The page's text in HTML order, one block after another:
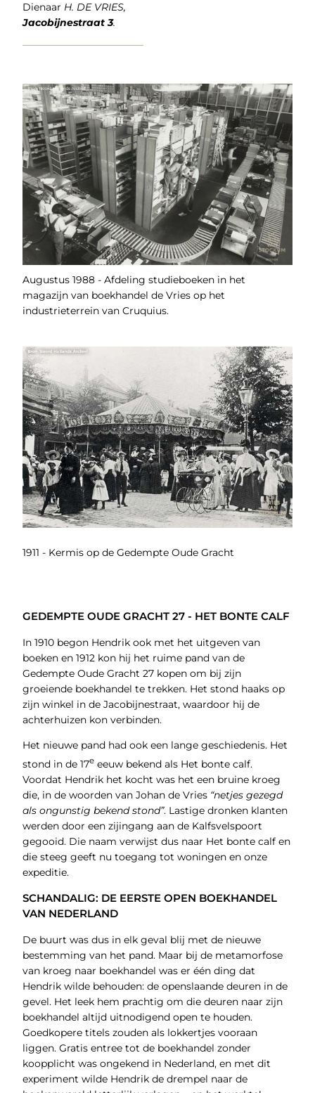
Dienaar H. DE VRIES,
Jacobijnestraat 3.
Augustus 1988 - Afdeling studieboeken in het
magazijn van boekhandel de Vries op het
industrieterrein van Cruquius.
1911 - Kermis op de Gedempte Oude Gracht
GEDEMPTE OUDE GRACHT 27 - HET BONTE CALF
In 1910 begon Hendrik ook met het uitgeven van
boeken en 1912 kon hij het ruime pand van de
Gedempte Oude Gracht 27 kopen om bij zijn
groeiende boekhandel te trekken. Het stond haaks op
zijn winkel in de Jacobijnestraat, waardoor hij de
achterhuizen kon verbinden.
Het nieuwe pand had ook een lange geschiedenis. Het
stond in de 17eeeuw bekend als Het bonte calf.
Voordat Hendrik het kocht was het een bruine kroeg
die, in de woorden van Johan de Vries “netjes gezegd
als ongunstig bekend stond”. Lastige dronken klanten
werden door een zijingang aan de Kalfsvelspoort
gegooid. Die naam verwijst dus naar Het bonte calf en
die steeg geeft nu toegang tot woningen en onze
expeditie.
SCHANDALIG: DE EERSTE OPEN BOEKHANDEL
VAN NEDERLAND
De buurt was dus in elk geval blij met de nieuwe
bestemming van het pand. Maar bij de metamorfose
van kroeg naar boekhandel was er één ding dat
Hendrik wilde behouden: de openslaande deuren in de
gevel. Het leek hem prachtig om die deuren naar zijn
boekhandel altijd uitnodigend open te houden.
Goedkopere titels zouden als lokkertjes vooraan
liggen. Gratis entree tot de boekhandel zonder
koopplicht was ongekend in Nederland, en met dit
experiment wilde Hendrik de drempel naar de